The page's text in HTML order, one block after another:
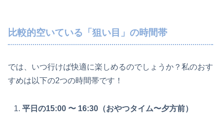
比較的空いている「狙い目」の時間帯
では、いつ行けば快適に楽しめるのでしょうか？私のおす
すめは以下の2つの時間帯です！
平日の15:00 〜 16:30（おやつタイム〜夕方前）